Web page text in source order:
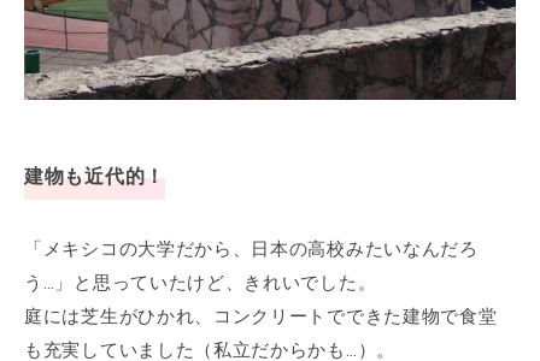
建物も近代的！
「メキシコの大学だから、日本の高校みたいなんだろ
う…」と思っていたけど、きれいでした。
庭には芝生がひかれ、コンクリートでできた建物で食堂
も充実していました（私立だからかも…）。